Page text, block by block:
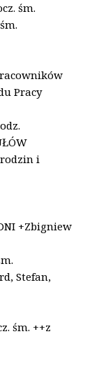
śm.
Pracy
i
+Zbigniew
Stefan,
śm. ++z